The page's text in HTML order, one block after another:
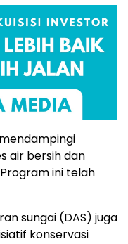
air bersih dan
ini telah
sungai (DAS) juga
konservasi